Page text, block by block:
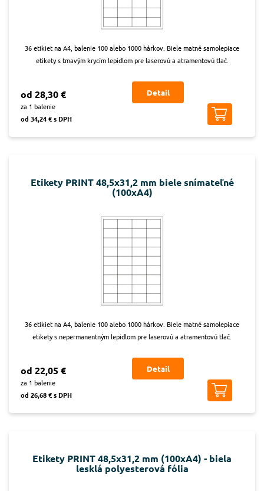
36 etikiet na A4, balenie 100 alebo 1000 hárkov. Biele matné samolepiace
etikety s tmavým krycím lepidlom pre laserovú a atramentovú tlač.
od 28,30 €
za 1 balenie
od 34,24 € s DPH
Detail
Etikety PRINT 48,5x31,2 mm biele snímateľné
(100xA4)
36 etikiet na A4, balenie 100 alebo 1000 hárkov. Biele matné samolepiace
etikety s nepermanentným lepidlom pre laserovú a atramentovú tlač.
od 22,05 €
za 1 balenie
od 26,68 € s DPH
Detail
Etikety PRINT 48,5x31,2 mm (100xA4) - biela
lesklá polyesterová fólia